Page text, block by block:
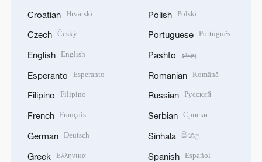
Croatian Hrvatski
Czech Český
English English
Esperanto Esperanto
Filipino Filipino
French Français
German Deutsch
Greek Ελληνικά
Polish Polski
Portuguese Português
Pashto پښتو
Romanian Română
Russian Русский
Serbian Српски
Sinhala සිංහල
Spanish Español